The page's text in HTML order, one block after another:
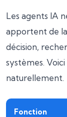
Les agents IA
apportent de
décision,
systèmes.
naturellement.
Fonction